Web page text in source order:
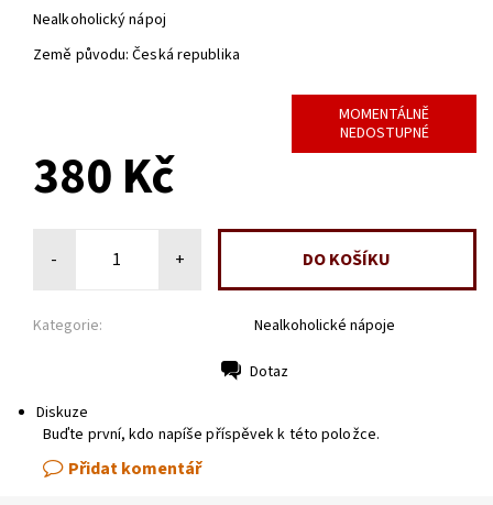
Nealkoholický nápoj
Země původu: Česká republika
MOMENTÁLNĚ
NEDOSTUPNÉ
380 Kč
- +
Kategorie: Nealkoholické nápoje
Dotaz
Diskuze
Buďte první, kdo napíše příspěvek k této položce.
Přidat komentář